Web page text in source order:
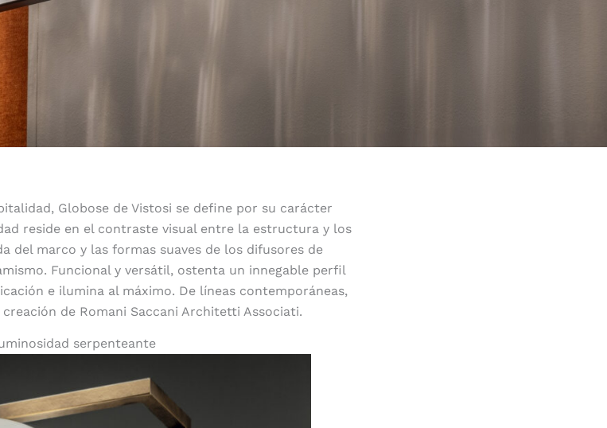
Globose de Vistosi se define por su carácter
reside en el contraste visual entre la estructura y los
del marco y las formas suaves de los difusores de
Funcional y versátil, ostenta un innegable perfil
e ilumina al máximo. De líneas contemporáneas,
de Romani Saccani Architetti Associati.
serpenteante